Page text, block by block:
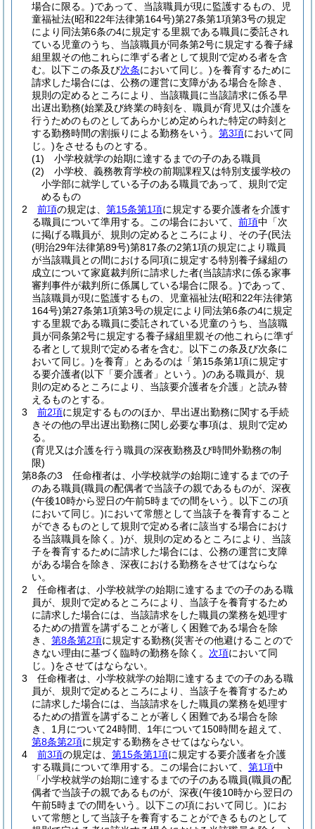
場合に限る。)であって、当該職員が現に監護するもの、児
童福祉法(昭和22年法律第164号)第27条第1項第3号の規定
により同法第6条の4に規定する里親である職員に委託され
ている児童のうち、当該職員が同条第2号に規定する養子縁
組里親その他これらに準ずる者として規則で定める者を含
む。以下この条及び次条において同じ。)を養育するために
請求した場合には、公務の運営に支障がある場合を除き、
規則の定めるところにより、当該職員に当該請求に係る早
出遅出勤務(始業及び終業の時刻を、職員が育児又は介護を
行うためのものとしてあらかじめ定められた特定の時刻と
する勤務時間の割振りによる勤務をいう。 第3項において同
じ。)をさせるものとする。
(1)
小学校就学の始期に達するまでの子のある職員
(2)
小学校、義務教育学校の前期課程又は特別支援学校の
小学部に就学している子のある職員であって、規則で定
めるもの
2
前項の規定は、 第15条第1項に規定する要介護者を介護す
る職員について準用する。
この場合において、 前項中「次
に掲げる職員が、規則の定めるところにより、その子(民法
(明治29年法律第89号)第817条の2第1項の規定により職員
が当該職員との間における同項に規定する特別養子縁組の
成立について家庭裁判所に請求した者(当該請求に係る家事
審判事件が裁判所に係属している場合に限る。)であって、
当該職員が現に監護するもの、児童福祉法(昭和22年法律第
164号)第27条第1項第3号の規定により同法第6条の4に規定
する里親である職員に委託されている児童のうち、当該職
員が同条第2号に規定する養子縁組里親その他これらに準ず
る者として規則で定める者を含む。以下この条及び次条に
おいて同じ。)を養育」とあるのは「第15条第1項に規定す
る要介護者(以下「要介護者」という。)のある職員が、規
則の定めるところにより、当該要介護者を介護」と読み替
えるものとする。
3
前2項に規定するもののほか、早出遅出勤務に関する手続
きその他の早出遅出勤務に関し必要な事項は、規則で定め
る。
(育児又は介護を行う職員の深夜勤務及び時間外勤務の制
限)
第8条の3
任命権者は、小学校就学の始期に達するまでの子
のある職員(職員の配偶者で当該子の親であるものが、深夜
(午後10時から翌日の午前5時までの間をいう。以下この項
において同じ。)において常態として当該子を養育すること
ができるものとして規則で定める者に該当する場合におけ
る当該職員を除く。)が、規則の定めるところにより、当該
子を養育するために請求した場合には、公務の運営に支障
がある場合を除き、深夜における勤務をさせてはならな
い。
2
任命権者は、小学校就学の始期に達するまでの子のある職
員が、規則で定めるところにより、当該子を養育するため
に請求した場合には、当該請求をした職員の業務を処理す
るための措置を講ずることが著しく困難である場合を除
き、 第8条第2項に規定する勤務(災害その他避けることので
きない理由に基づく臨時の勤務を除く。 次項において同
じ。)をさせてはならない。
3
任命権者は、小学校就学の始期に達するまでの子のある職
員が、規則で定めるところにより、当該子を養育するため
に請求した場合には、当該請求をした職員の業務を処理す
るための措置を講ずることが著しく困難である場合を除
き、1月について24時間、1年について150時間を超えて、
第8条第2項に規定する勤務をさせてはならない。
4
前3項の規定は、 第15条第1項に規定する要介護者を介護
する職員について準用する。
この場合において、 第1項中
「小学校就学の始期に達するまでの子のある職員(職員の配
偶者で当該子の親であるものが、深夜(午後10時から翌日の
午前5時までの間をいう。以下この項において同じ。)にお
いて常態として当該子を養育することができるものとして